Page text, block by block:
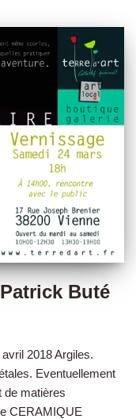
Buté
2018 Argiles.
Eventuellement
matières
CERAMIQUE